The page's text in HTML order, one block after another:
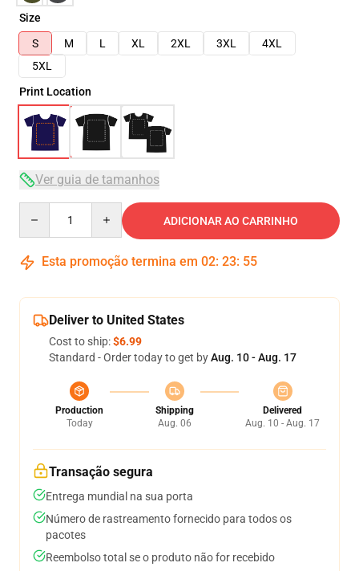
Size
S
M L XL 2XL 3XL
4XL
5XL
Print Location
Ver guia de tamanhos
ADICIONAR AO CARRINHO
Esta promoção termina em 02: 23: 54
Deliver to United States
Cost to ship:$6.99
Standard - Order today to get byAug. 10 - Aug. 17
Production
Today
Shipping
Aug. 06
Delivered
Aug. 10 - Aug. 17
Transação segura
Entrega mundial na sua porta
Número de rastreamento fornecido para todos os
pacotes
Reembolso total se o produto não for recebido